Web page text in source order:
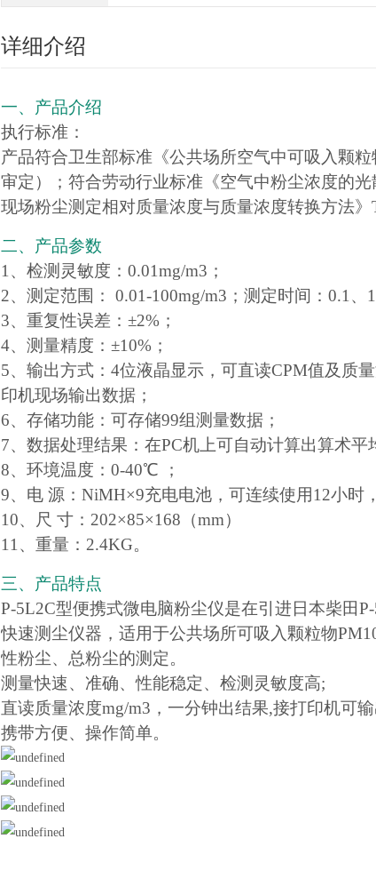
详细介绍
一、产品介绍
执行标准：
产品符合卫生部标准《公共场所空气中可吸入颗
审定）；符合劳动行业标准《空气中粉尘浓度的
现场粉尘测定相对质量浓度与质量浓度转换方法》
二、产品参数
1、检测灵敏度：0.01mg/m3；
2、测定范围： 0.01-100mg/m3；测定时间：0.1、
3、重复性误差：±2%；
4、测量精度：±10%；
5、输出方式：4位液晶显示，可直读CPM值及质
印机现场输出数据；
6、存储功能：可存储99组测量数据；
7、数据处理结果：在PC机上可自动计算出算术
8、环境温度：0-40℃ ；
9、电 源：NiMH×9充电电池，可连续使用12小时
10、尺 寸：202×85×168（mm）
11、重量：2.4KG。
三、产品特点
P-5L2C型便携式微电脑粉尘仪是在引进日本柴田
快速测尘仪器，适用于公共场所可吸入颗粒物
性粉尘、总粉尘的测定。
测量快速、准确、性能稳定、检测灵敏度高;
直读质量浓度mg/m3，一分钟出结果,接打印机可
携带方便、操作简单。